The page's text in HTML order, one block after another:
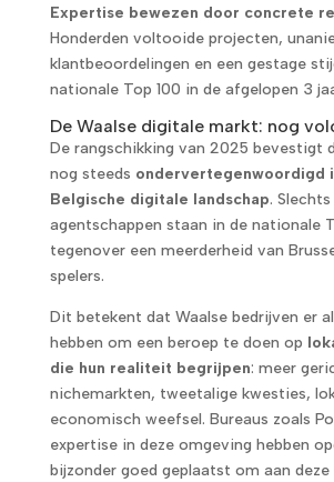
Expertise bewezen door concrete
Honderden voltooide projecten,
klantbeoordelingen en een gestage
nationale Top 100 in de afgelopen 3
De Waalse digitale markt: nog
De rangschikking van 2025 bevestigt
nog steeds ondervertegenwoordigd
Belgische digitale landschap.
agentschappen staan in de nationale
tegenover een meerderheid van
spelers.
Dit betekent dat Waalse bedrijven er
hebben om een beroep te doen op
die hun realiteit begrijpen: meer
nichemarkten, tweetalige kwesties,
economisch weefsel. Bureaus zoals
expertise in deze omgeving hebben
bijzonder goed geplaatst om aan